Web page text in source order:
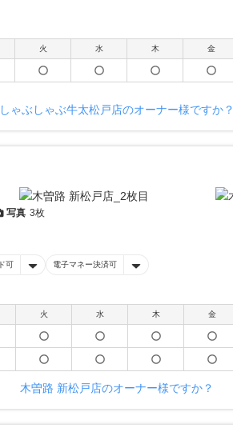
火 水 木 金
しゃぶしゃぶ牛太松戸店のオーナー様ですか？
写真 3枚
可 電子マネー決済可
火 水 木 金
木曽路 新松戸店のオーナー様ですか？